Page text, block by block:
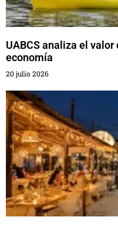
UABCS analiza el
economía
20 julio 2026